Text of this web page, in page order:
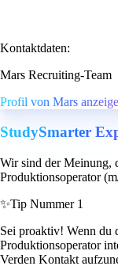
Kontaktdaten:
Mars Recruiting-Team
Profil von Mars
StudySmarter
Wir sind der Meinung,
Produktionsoperator
✨Tip Nummer 1
Sei proaktiv! Wenn du
Produktionsoperator
Verden Kontakt